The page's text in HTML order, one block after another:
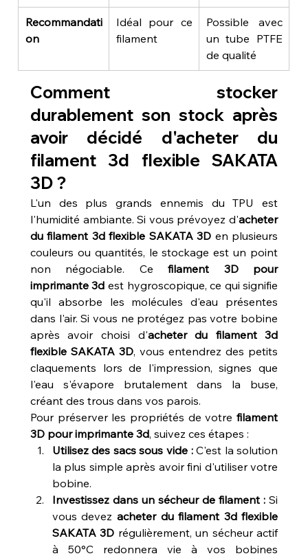
Recommandati
on
Idéal pour ce
filament
Possible avec
un tube PTFE
de qualité
Comment stocker
durablement son stock après
avoir décidé d'acheter du
filament 3d flexible SAKATA
3D ?
L'un des plus grands ennemis du TPU est
l'humidité ambiante. Si vous prévoyez d'acheter
du filament 3d flexible SAKATA 3D en plusieurs
couleurs ou quantités, le stockage est un point
non négociable. Ce filament 3D pour
imprimante 3d est hygroscopique, ce qui signifie
qu'il absorbe les molécules d'eau présentes
dans l'air. Si vous ne protégez pas votre bobine
après avoir choisi d'acheter du filament 3d
flexible SAKATA 3D, vous entendrez des petits
claquements lors de l'impression, signes que
l'eau s'évapore brutalement dans la buse,
créant des trous dans vos parois.
Pour préserver les propriétés de votre filament
3D pour imprimante 3d, suivez ces étapes :
Utilisez des sacs sous vide : C'est la solution
la plus simple après avoir fini d'utiliser votre
bobine.
Investissez dans un sécheur de filament : Si
vous devez acheter du filament 3d flexible
SAKATA 3D régulièrement, un sécheur actif
à 50°C redonnera vie à vos bobines